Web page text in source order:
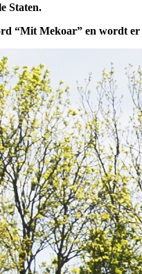
Staten.
“Mit Mekoar” en wordt er